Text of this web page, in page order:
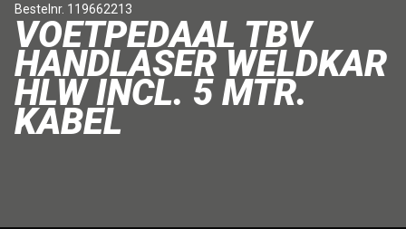
Bestelnr. 119662213
VOETPEDAAL TBV
HANDLASER WELDKAR
HLW INCL. 5 MTR.
KABEL